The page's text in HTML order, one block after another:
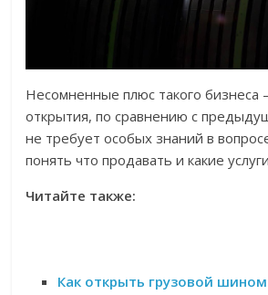
Несомненные плюс такого бизнеса
открытия, по сравнению с
не требует особых знаний в
понять что продавать и какие
Читайте также:
Как открыть грузовой